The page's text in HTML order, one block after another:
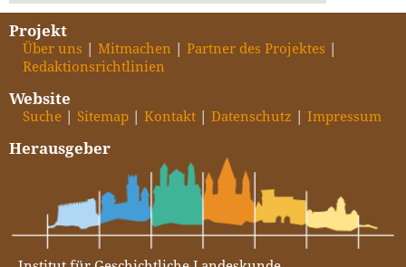
Projekt
Über uns Mitmachen
Partner des Projektes
Redaktionsrichtlinien
Website
Suche Sitemap Kontakt Datenschutz Impressum
Herausgeber